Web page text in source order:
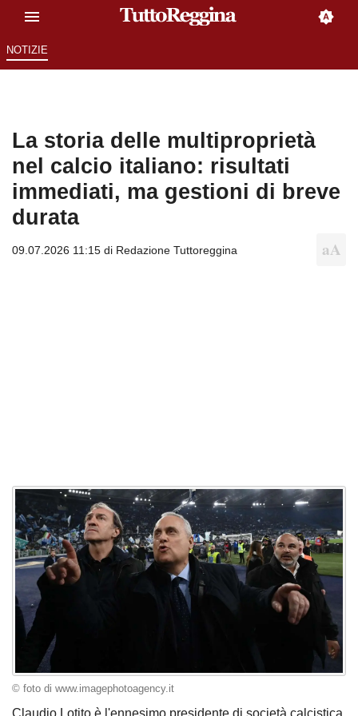
NOTIZIE
La storia delle multiproprietà
nel calcio italiano: risultati
immediati, ma gestioni di breve
durata
09.07.2026 11:15 di Redazione Tuttoreggina
© foto di www.imagephotoagency.it